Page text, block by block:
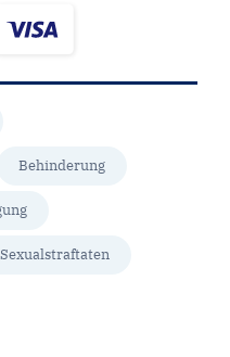
Behinderung
Sexualstraftaten